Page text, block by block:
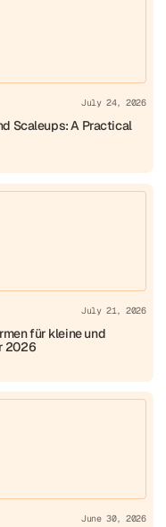
July 24, 2026
Scaleups: A Practical
July 21, 2026
für kleine und
2026
June 30, 2026